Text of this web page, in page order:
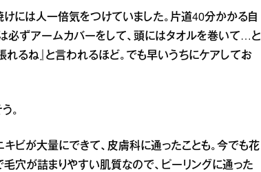
には人一倍気をつけていました。片道40分かかる自
必ずアームカバーをして、頭にはタオルを巻いて…と
れるね』と言われるほど。でも早いうちにケアしてお
。
ビが大量にできて、皮膚科に通ったことも。今でも花
穴が詰まりやすい肌質なので、ピーリングに通った